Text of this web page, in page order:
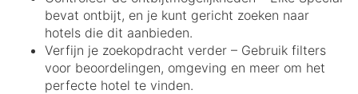
bevat ontbijt, en je kunt gericht zoeken naar
hotels die dit aanbieden.
Verfijn je zoekopdracht verder – Gebruik filters
voor beoordelingen, omgeving en meer om het
perfecte hotel te vinden.